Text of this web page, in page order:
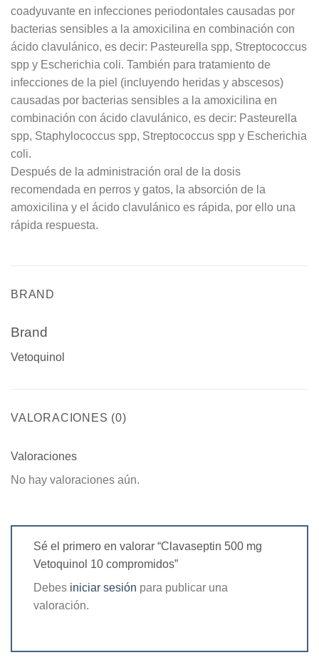
coadyuvante en infecciones periodontales causadas por
bacterias sensibles a la amoxicilina en combinación con
ácido clavulánico, es decir: Pasteurella spp, Streptococcus
spp y Escherichia coli. También para tratamiento de
infecciones de la piel (incluyendo heridas y abscesos)
causadas por bacterias sensibles a la amoxicilina en
combinación con ácido clavulánico, es decir: Pasteurella
spp, Staphylococcus spp, Streptococcus spp y Escherichia
coli.
Después de la administración oral de la dosis
recomendada en perros y gatos, la absorción de la
amoxicilina y el ácido clavulánico es rápida, por ello una
rápida respuesta.
BRAND
Brand
Vetoquinol
VALORACIONES (0)
Valoraciones
No hay valoraciones aún.
Sé el primero en valorar “Clavaseptin 500 mg
Vetoquinol 10 compromidos”
Debes iniciar sesión para publicar una
valoración.